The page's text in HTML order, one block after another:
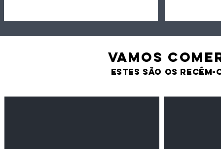
VAMOS
estes são os recém-